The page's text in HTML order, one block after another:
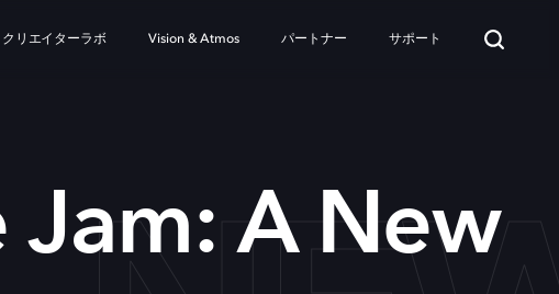
クリエイターラボ Vision & Atmos パートナー サポート
Jam: A New